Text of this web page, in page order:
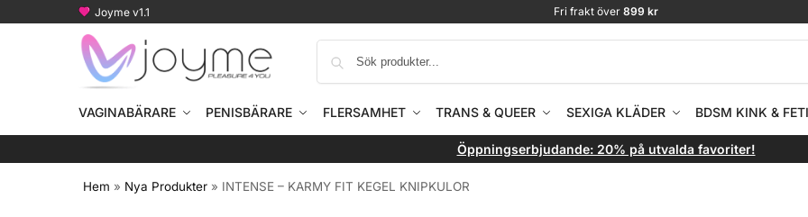
Joyme v1.1 Fri frakt över 899 kr
VAGINABÄRARE PENISBÄRARE FLERSAMHET TRANS & QUEER SEXIGA KLÄDER BDSM KINK &
Öppningserbjudande: 20% på utvalda favoriter!
Hem » Nya Produkter » INTENSE – KARMY FIT KEGEL KNIPKULOR